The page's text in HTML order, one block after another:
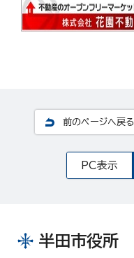
前のページへ戻る
PC表示
半田市役所